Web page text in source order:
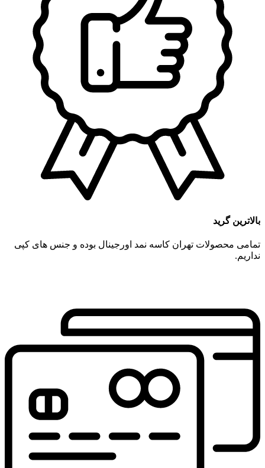
بالاترین گرید
تمامی محصولات تهران کاسه نمد اورجینال بوده و جنس های کپی
نداریم.